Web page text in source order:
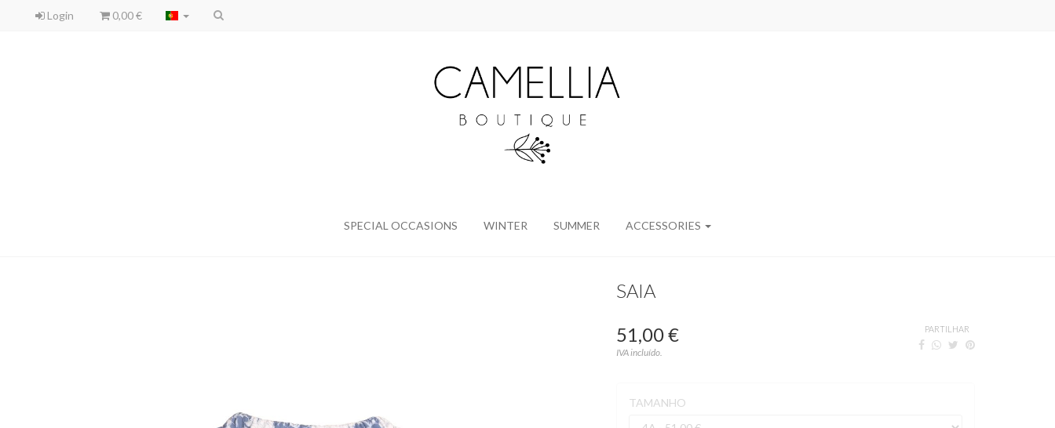
Login 0,00 €
SPECIAL OCCASIONS WINTER SUMMER ACCESSORIES
SAIA
51,00 €
IVA incluído.
PARTILHAR
TAMANHO